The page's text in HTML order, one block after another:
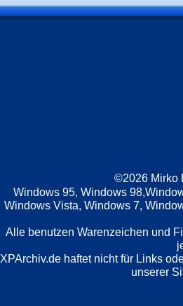
©2026 Mirko
Windows 95, Windows
Windows Vista, Windows 7,
Alle benutzen Warenzeichen und
XPArchiv.de haftet nicht für Links
unserer